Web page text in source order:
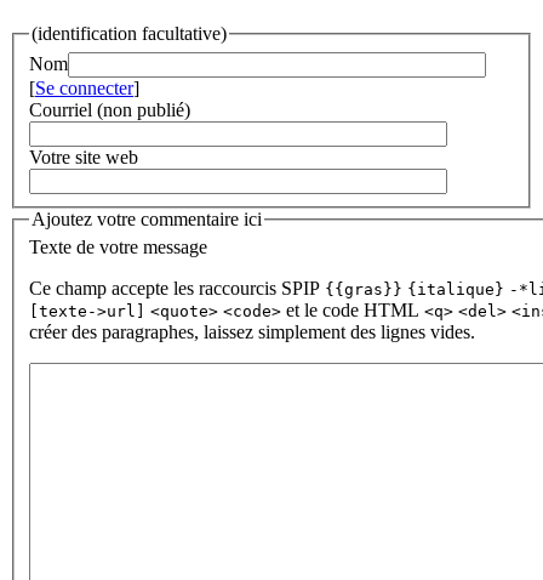
(identification facultative)
Nom
[Se connecter]
Courriel (non publié)
Votre site web
Ajoutez votre commentaire ici
Texte de votre message
Ce champ accepte les raccourcis SPIP {{gras}} {italique} -
[texte->url]
<quote> <code> et le code HTML <q> <del>
créer des paragraphes, laissez simplement des lignes vides.